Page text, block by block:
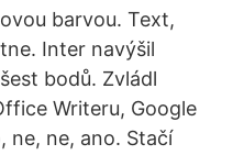
barvou. Text,
Inter navýšil
bodů. Zvládl
Writeru, Google
ne, ne, ano. Stačí